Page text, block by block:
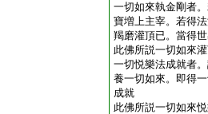
一切如來執金剛者
寶増上主宰。若得
羯磨灌頂已。當得
此佛所説一切如來
一切悦樂法成就者
養一切如來。即得
成就
此佛所説一切如來